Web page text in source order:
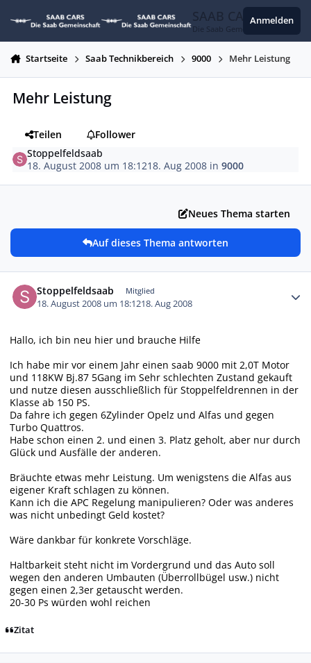
SAAB CARS
Die Saab Gemeinschaft
Anmelden
Startseite Saab Technikbereich 9000 Mehr Leistung
Mehr Leistung
Teilen
Follower
Stoppelfeldsaab
18. August 2008 um 18:1218. Aug 2008 in9000
Neues Thema starten
Auf dieses Thema antworten
Stoppelfeldsaab Mitglied
18. August 2008 um 18:1218. Aug 2008
Hallo, ich bin neu hier und brauche Hilfe
Ich habe mir vor einem Jahr einen saab 9000 mit 2,0T Motor
und 118KW Bj.87 5Gang im Sehr schlechten Zustand gekauft
und nutze diesen ausschließlich für Stoppelfeldrennen in der
Klasse ab 150 PS.
Da fahre ich gegen 6Zylinder Opelz und Alfas und gegen
Turbo Quattros.
Habe schon einen 2. und einen 3. Platz geholt, aber nur durch
Glück und Ausfälle der anderen.
Bräuchte etwas mehr Leistung. Um wenigstens die Alfas aus
eigener Kraft schlagen zu können.
Kann ich die APC Regelung manipulieren? Oder was anderes
was nicht unbedingt Geld kostet?
Wäre dankbar für konkrete Vorschläge.
Haltbarkeit steht nicht im Vordergrund und das Auto soll
wegen den anderen Umbauten (Überrollbügel usw.) nicht
gegen einen 2,3er getauscht werden.
20-30 Ps würden wohl reichen
Zitat